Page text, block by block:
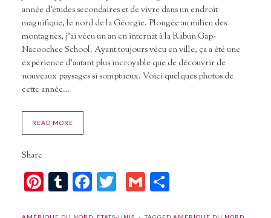
année d’études secondaires et de vivre dans un endroit
magnifique, le nord de la Géorgie. Plongée au milieu des
montagnes, j’ai vécu un an en internat à la Rabun Gap-
Nacoochee School. Ayant toujours vécu en ville, ça a été une
expérience d’autant plus incroyable que de découvrir de
nouveaux paysages si somptueux. Voici quelques photos de
cette année…
READ MORE
Share
Pinterest
Tumblr
Facebook
Twitter
GmailPartager
AMÉRIQUE DU NORD ÉTATS-UNIS TAGGED AMÉRIQUE DU NORD